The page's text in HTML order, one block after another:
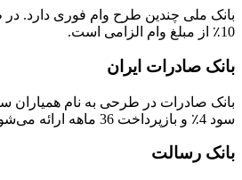
10٪ از مبلغ وام الزامی است.
بانک صادرات ایران
سود 4٪ و بازپرداخت 36 ماهه ارائه می‌شود.
بانک رسالت